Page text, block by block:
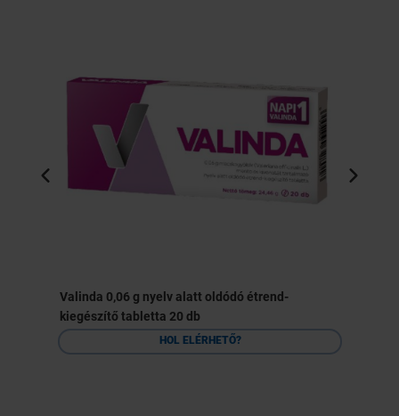
Valinda 0,06 g nyelv alatt oldódó étrend-
kiegészítő tabletta 20 db
HOL ELÉRHETŐ?